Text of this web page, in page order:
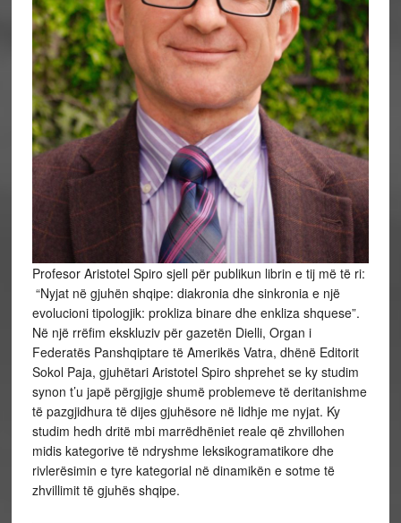
Profesor Aristotel Spiro sjell për publikun librin e tij më të ri:
“Nyjat në gjuhën shqipe: diakronia dhe sinkronia e një
evolucioni tipologjik: prokliza binare dhe enkliza shquese”.
Në një rrëfim ekskluziv për gazetën Dielli, Organ i
Federatës Panshqiptare të Amerikës Vatra, dhënë Editorit
Sokol Paja, gjuhëtari Aristotel Spiro shprehet se ky studim
synon t’u japë përgjigje shumë problemeve të deritanishme
të pazgjidhura të dijes gjuhësore në lidhje me nyjat. Ky
studim hedh dritë mbi marrëdhëniet reale që zhvillohen
midis kategorive të ndryshme leksikogramatikore dhe
rivlerësimin e tyre kategorial në dinamikën e sotme të
zhvillimit të gjuhës shqipe.